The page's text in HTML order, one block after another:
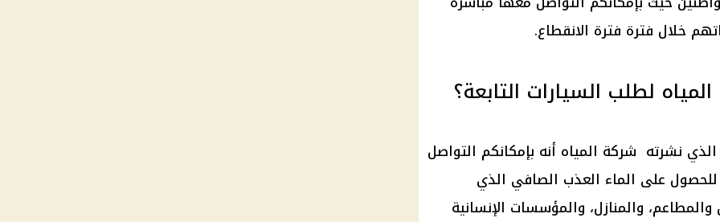
خلال فترة فترة الانقطاع.
لطلب السيارات التابعة؟
نشرته شركة المياه أنه بإمكانكم التواصل
للحصول على الماء العذب الصافي الذي
والمنازل، والمؤسسات الإنسانية